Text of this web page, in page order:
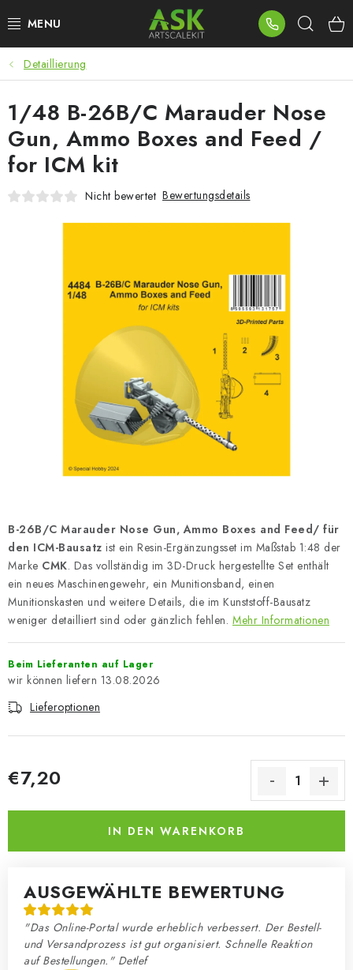
Inhalt
BLOG
SUMMER DAYS
WARHAMMER
ASK PRODUKTE
FARBEN & WERKZEUGE
PUBLIKATIONEN
SKY RIDERS COFFEE
VOUCHERS
Über uns Meine Bestellung
Kontakte
Versand und Bezahlung
Bedingungen und Konditionen
Datenschutzbestimmungen
Beschwerdeverfahren
Art Scale Modellbau-Glossar
Detaillierung
B-26B/C Marauder Nose Gun, Ammo Boxes and Feed/ für
den ICM-Bausatz ist ein Resin-Ergänzungsset im Maßstab 1:48 der
Marke CMK. Das vollständig im 3D-Druck hergestellte Set enthält
ein neues Maschinengewehr, ein Munitionsband, einen
Munitionskasten und weitere Details, die im Kunststoff-Bausatz
weniger detailliert sind oder gänzlich fehlen. Mehr Informationen
Beim Lieferanten auf Lager
13.08.2026
Lieferoptionen
€7,20
IN DEN WARENKORB
AUSGEWÄHLTE BEWERTUNG
"Das Online-Portal wurde erheblich verbessert. Der Bestell-
und Versandprozess ist gut organisiert. Schnelle Reaktion
auf Bestellungen." Detlef
1/48 B-26B/C Marauder Nose
Gun, Ammo Boxes and Feed /
for ICM kit
Nicht bewertet Bewertungsdetails